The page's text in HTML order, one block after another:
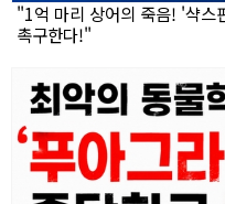
"1억 마리 상어의 죽음! '샥스
촉구한다!"